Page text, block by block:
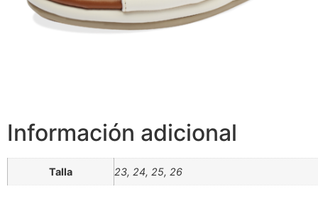
Información adicional
Talla 23, 24, 25, 26